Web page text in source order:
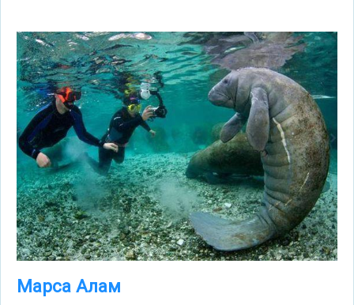
Марса Алам